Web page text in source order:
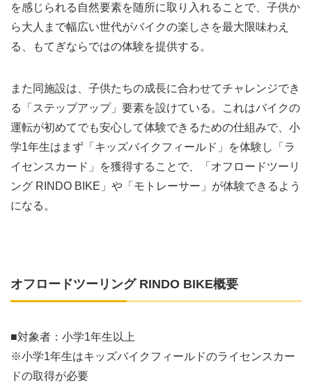
を感じられる自然要素を随所に取り入れることで、子供か
ら大人まで幅広い世代がバイクの楽しさを最大限味わえ
る、もてぎならではの体験を提供する。
また同施設は、子供たちの成長に合わせてチャレンジでき
る「ステップアップ」要素を設けている。これはバイクの
運転が初めてでも安心して体験できるための仕組みで、小
学1年生はまず「キッズバイクフィールド」を体験し「ラ
イセンスカード」を獲得することで、「オフロードツーリ
ング RINDO BIKE」や「モトレーサー」が体験できるよう
になる。
オフロードツーリング RINDO BIKE概要
■対象者：小学1年生以上
※小学1年生はキッズバイクフィールドのライセンスカー
ドの取得が必要